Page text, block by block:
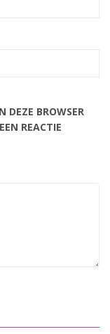
DEZE BROWSER
REACTIE